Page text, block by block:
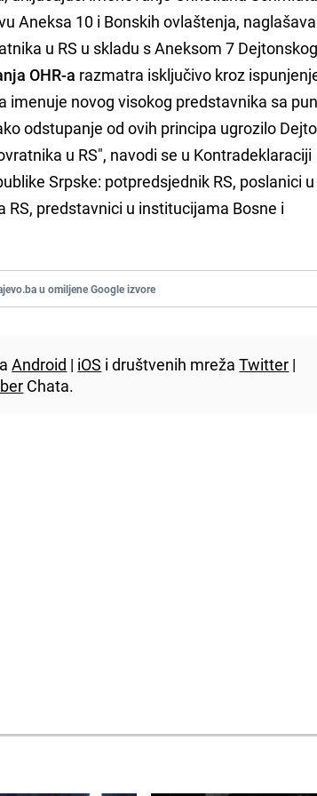
Aneksa 10 i Bonskih ovlaštenja,
u RS u skladu s Aneksom 7 Dejtonskog
OHR-a razmatra isključivo kroz
imenuje novog visokog predstavnika sa
odstupanje od ovih principa ugrozilo
u RS", navodi se u Kontradeklaraciji
Srpske: potpredsjednik RS, poslanici u
RS, predstavnici u institucijama Bosne i
u omiljene Google izvore
Android | iOS i društvenih mrežaTwitter |
Chata.